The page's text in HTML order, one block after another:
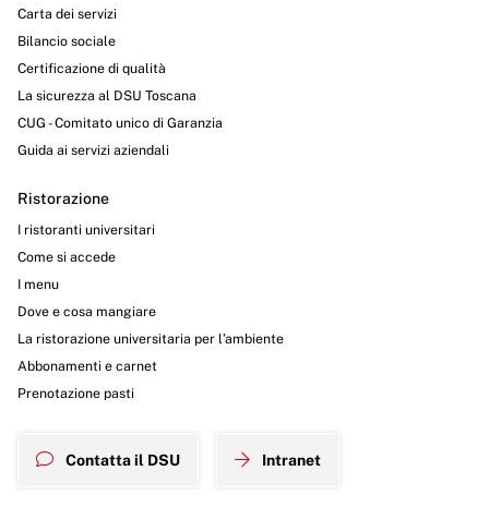
Carta dei servizi
Bilancio sociale
Certificazione di qualità
La sicurezza al DSU Toscana
CUG - Comitato unico di Garanzia
Guida ai servizi aziendali
Ristorazione
I ristoranti universitari
Come si accede
I menu
Dove e cosa mangiare
La ristorazione universitaria per l’ambiente
Abbonamenti e carnet
Prenotazione pasti
Contatta il DSU Intranet